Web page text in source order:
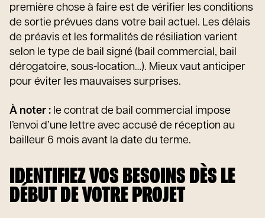
première chose à faire est de vérifier les conditions
de sortie prévues dans votre bail actuel. Les délais
de préavis et les formalités de résiliation varient
selon le type de bail signé (bail commercial, bail
dérogatoire, sous-location…). Mieux vaut anticiper
pour éviter les mauvaises surprises.
À noter : le contrat de bail commercial impose
l’envoi d’une lettre avec accusé de réception au
bailleur 6 mois avant la date du terme.
IDENTIFIEZ VOS BESOINS DÈS LE
DÉBUT DE VOTRE PROJET